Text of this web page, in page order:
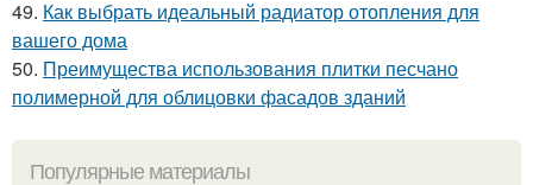
49. Как выбрать идеальный радиатор отопления для
вашего дома
50. Преимущества использования плитки песчано
полимерной для облицовки фасадов зданий
Популярные материалы